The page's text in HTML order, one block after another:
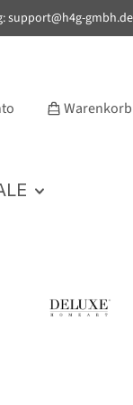
support@h4g-gmbh.de
Warenkorb